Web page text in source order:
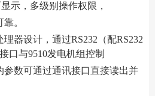
示，多级别操作权限，
。
设计，通过RS232（配RS232
口与9510发电机组控制
参数可通过通讯接口直接读出并